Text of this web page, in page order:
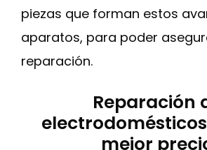
piezas que forman estos
aparatos, para poder
reparación.
Reparación
mejor